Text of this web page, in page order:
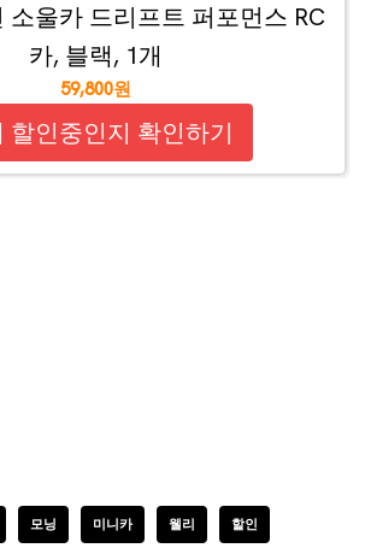
소울카 드리프트 퍼포먼스 RC
카, 블랙, 1개
59,800원
할인중인지 확인하기
모닝 미니카 웰리 할인